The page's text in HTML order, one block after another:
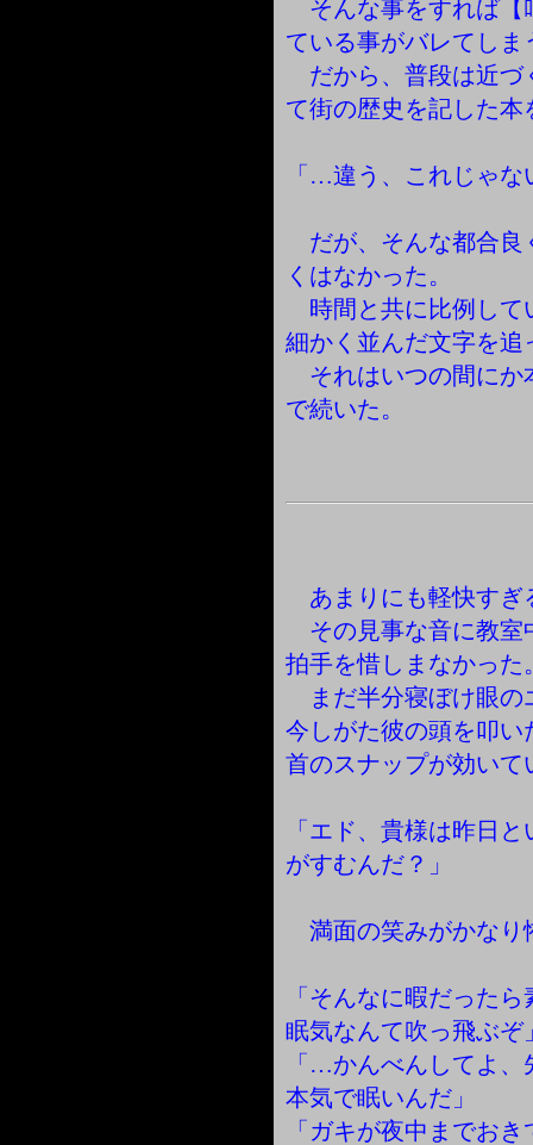
そんな事をすれば【
ている事がバレてしま
だから、普段は近づ
て街の歴史を記した
「…違う、これじゃな
だが、そんな都合良
くはなかった。
時間と共に比例して
細かく並んだ文字を追
それはいつの間にか
で続いた。
あまりにも軽快すぎ
その見事な音に教室
拍手を惜しまなかった
まだ半分寝ぼけ眼の
今しがた彼の頭を叩
首のスナップが効い
「エド、貴様は昨日
がすむんだ？」
満面の笑みがかなり
「そんなに暇だった
眠気なんて吹っ飛ぶぞ
「…かんべんしてよ
本気で眠いんだ」
「ガキが夜中までお